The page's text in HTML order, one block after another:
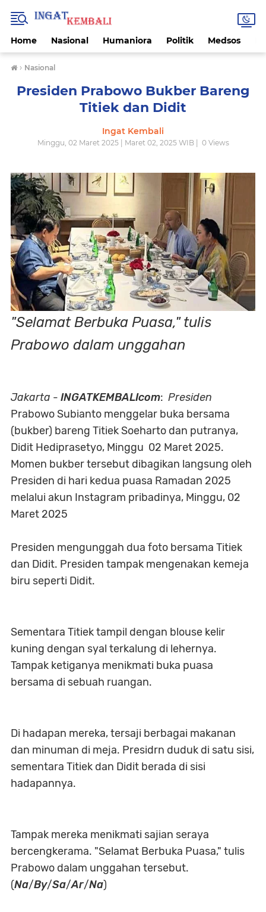
Home Nasional Humaniora Politik Medsos
› Nasional
Presiden Prabowo Bukber Bareng
Titiek dan Didit
Ingat Kembali
Minggu, 02 Maret 2025 | Maret 02, 2025 WIB | 0Views
"Selamat Berbuka Puasa," tulis
Prabowo dalam unggahan
Jakarta - INGATKEMBALIcom: Presiden
Prabowo Subianto menggelar buka bersama
(bukber) bareng Titiek Soeharto dan putranya,
Didit Hediprasetyo, Minggu 02 Maret 2025.
Momen bukber tersebut dibagikan langsung oleh
Presiden di hari kedua puasa Ramadan 2025
melalui akun Instagram pribadinya, Minggu, 02
Maret 2025
Presiden mengunggah dua foto bersama Titiek
dan Didit. Presiden tampak mengenakan kemeja
biru seperti Didit.
Sementara Titiek tampil dengan blouse kelir
kuning dengan syal terkalung di lehernya.
Tampak ketiganya menikmati buka puasa
bersama di sebuah ruangan.
Di hadapan mereka, tersaji berbagai makanan
dan minuman di meja. Presidrn duduk di satu sisi,
sementara Titiek dan Didit berada di sisi
hadapannya.
Tampak mereka menikmati sajian seraya
bercengkerama. "Selamat Berbuka Puasa," tulis
Prabowo dalam unggahan tersebut.
(Na/By/Sa/Ar/Na)